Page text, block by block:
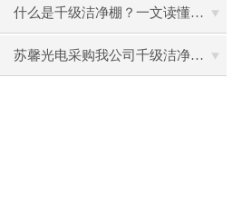
什么是千级洁净棚？一文读懂其结构特点与局部净化优势
苏馨光电采购我公司千级洁净棚普通工作台一批（7月07日）已顺利交货